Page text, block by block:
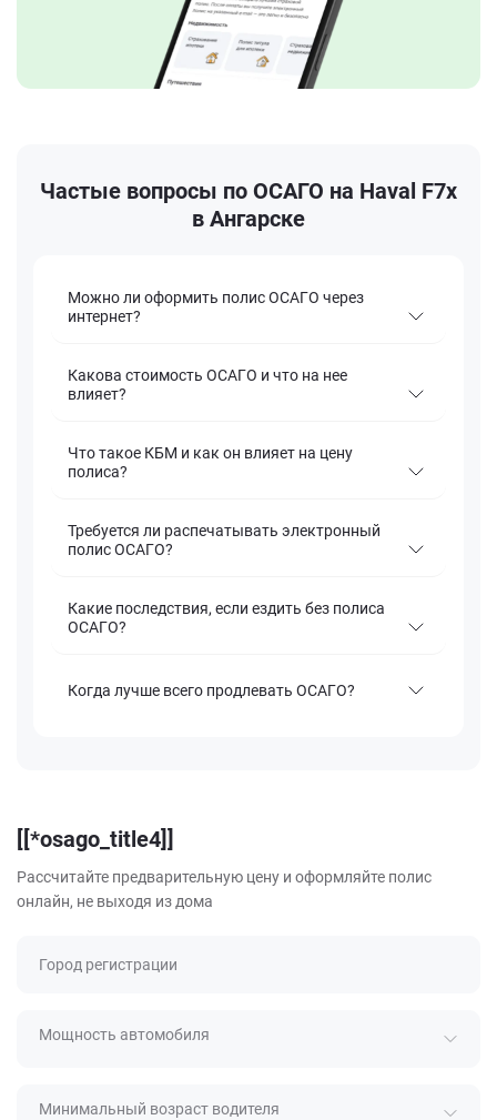
Частые вопросы по ОСАГО на Haval F7x
в Ангарске
Можно ли оформить полис ОСАГО через
интернет?
Какова стоимость ОСАГО и что на нее
влияет?
Что такое КБМ и как он влияет на цену
полиса?
Требуется ли распечатывать электронный
полис ОСАГО?
Какие последствия, если ездить без полиса
ОСАГО?
Когда лучше всего продлевать ОСАГО?
[[*osago_title4]]
Рассчитайте предварительную цену и оформляйте полис
онлайн, не выходя из дома
Город регистрации
Мощность автомобиля
Минимальный возраст водителя